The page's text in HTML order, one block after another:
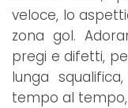
veloce, lo
zona gol.
pregi e difetti,
lunga
tempo al